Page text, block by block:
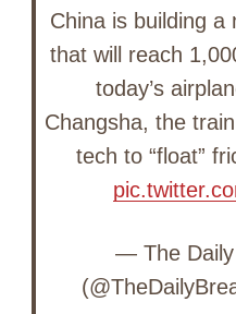
China is building a
that will reach
today’s
Changsha, the
tech to “float”
— The Daily